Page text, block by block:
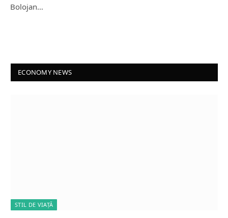
Bolojan…
ECONOMY NEWS
STIL DE VIAȚĂ